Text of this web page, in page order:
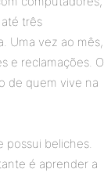
três
Uma vez ao mês,
e reclamações. O
de quem vive na
possui beliches.
é aprender a